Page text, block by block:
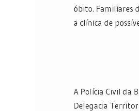
óbito. Familiares
a clínica de
A Polícia Civil da
Delegacia